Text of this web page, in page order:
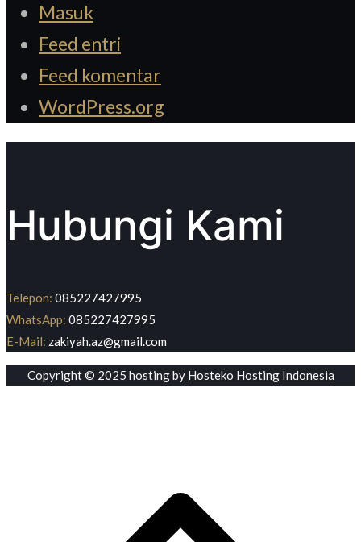
Masuk
Feed entri
Feed komentar
WordPress.org
Hubungi Kami
Telepon: 085227427995
WhatsApp: 085227427995
E-Mail: zakiyah.az@gmail.com
Copyright © 2025 hosting by Hosteko Hosting Indonesia